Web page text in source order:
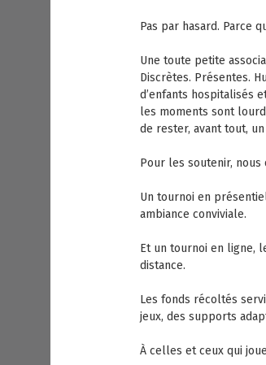
Pas par hasard. Parce
Une toute petite
Discrètes. Présentes.
d’enfants hospitalisés
les moments sont
de rester, avant tout,
Pour les soutenir, nous
Un tournoi en
ambiance conviviale.
Et un tournoi en ligne,
distance.
Les fonds récoltés
jeux, des supports
À celles et ceux qui